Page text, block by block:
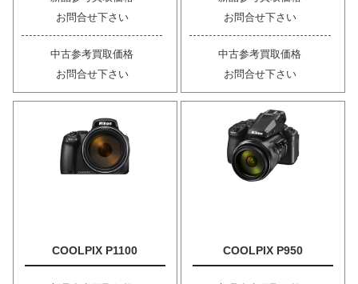
お問合せ下さい
中古参考買取価格
お問合せ下さい
お問合せ下さい
中古参考買取価格
お問合せ下さい
COOLPIX P1100 COOLPIX P950